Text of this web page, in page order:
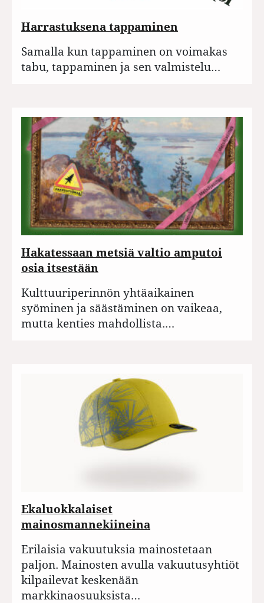
Harrastuksena tappaminen
Samalla kun tappaminen on voimakas
tabu, tappaminen ja sen valmistelu…
Hakatessaan metsiä valtio amputoi
osia itsestään
Kulttuuriperinnön yhtäaikainen
syöminen ja säästäminen on vaikeaa,
mutta kenties mahdollista.…
Ekaluokkalaiset
mainosmannekiineina
Erilaisia vakuutuksia mainostetaan
paljon. Mainosten avulla vakuutusyhtiöt
kilpailevat keskenään
markkinaosuuksista…